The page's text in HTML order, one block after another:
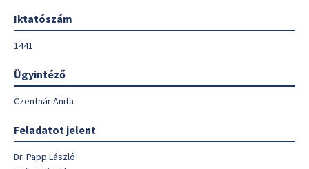
Iktatószám
1441
Ügyintéző
Czentnár Anita
Feladatot jelent
Dr. Papp László